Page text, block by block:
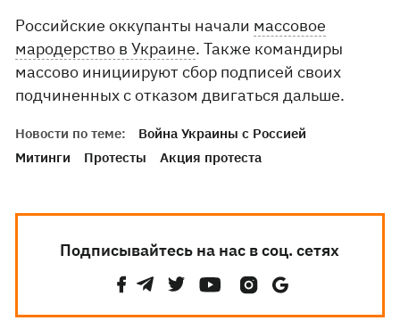
Российские оккупанты начали массовое
мародерство в Украине. Также командиры
массово инициируют сбор подписей своих
подчиненных с отказом двигаться дальше.
Новости по теме:
Война Украины с Россией
Митинги
Протесты Акция протеста
Подписывайтесь на нас в соц. сетях